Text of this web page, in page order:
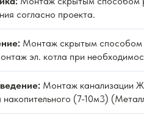
согласно проекта.
Монтаж скрытым способом
эл. котла при
Монтаж канализации
накопительного (7-10м3)